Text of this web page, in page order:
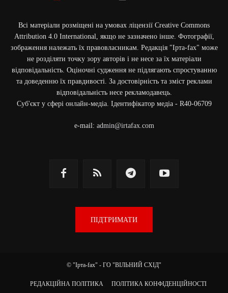
Всі матеріали розміщені на умовах ліцензії Creative Commons
Attribution 4.0 International, якщо не зазначено інше. Фотографії,
зображення належать їх правовласникам. Редакція "Ірта-fax" може
не розділяти точку зору авторів і не несе за їх матеріали
відповідальність. Оціночні судження не підлягають спростуванню
та доведенню їх правдивості. За достовірність та зміст реклами
відповідальність несе рекламодавець.
Cуб'єкт у сфері онлайн-медіа. Ідентифікатор медіа - R40-06709
e-mail: admin@irtafax.com
ПІДТРИМАТИ
© "Ірта-fax" - ГО "ВІЛЬНИЙ СХІД"
РЕДАКЦІЙНА ПОЛІТИКА ПОЛІТИКА КОНФІДЕНЦІЙНОСТІ